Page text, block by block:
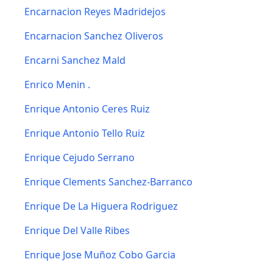
Encarnacion Reyes Madridejos
Encarnacion Sanchez Oliveros
Encarni Sanchez Mald
Enrico Menin .
Enrique Antonio Ceres Ruiz
Enrique Antonio Tello Ruiz
Enrique Cejudo Serrano
Enrique Clements Sanchez-Barranco
Enrique De La Higuera Rodriguez
Enrique Del Valle Ribes
Enrique Jose Muñoz Cobo Garcia